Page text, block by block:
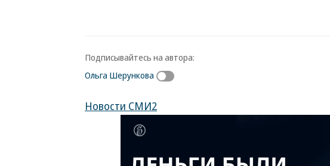
Подписывайтесь на автора:
Ольга Шерункова
Новости СМИ2